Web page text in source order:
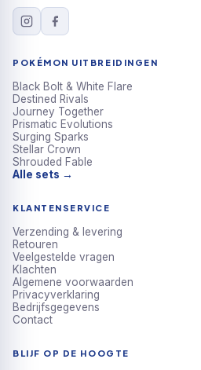
POKÉMON UITBREIDINGEN
Black Bolt & White Flare
Destined Rivals
Journey Together
Prismatic Evolutions
Surging Sparks
Stellar Crown
Shrouded Fable
Alle sets →
KLANTENSERVICE
Verzending & levering
Retouren
Veelgestelde vragen
Klachten
Algemene voorwaarden
Privacyverklaring
Bedrijfsgegevens
Contact
BLIJF OP DE HOOGTE